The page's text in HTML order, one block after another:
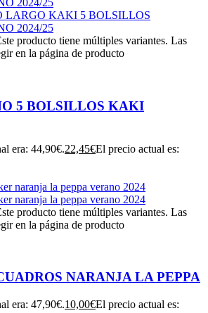
producto tiene múltiples variantes. Las
en la página de producto
5 BOLSILLOS KAKI
era: 44,90€.22,45€El precio actual es:
producto tiene múltiples variantes. Las
en la página de producto
NARANJA LA PEPPA
era: 47,90€.10,00€El precio actual es: